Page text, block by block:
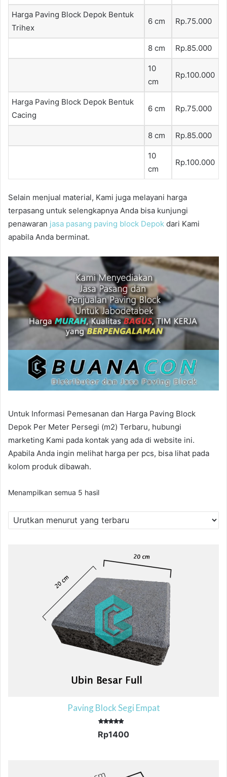
Harga Paving Block Depok Bentuk
Trihex
6 cm Rp.75.000
8 cm Rp.85.000
10
cm
Rp.100.000
Harga Paving Block Depok Bentuk
Cacing
6 cm Rp.75.000
8 cm Rp.85.000
10
cm
Rp.100.000
Selain menjual material, Kami juga melayani harga
terpasang untuk selengkapnya Anda bisa kunjungi
penawaran jasa pasang paving block Depok dari Kami
apabila Anda berminat.
Untuk Informasi Pemesanan dan Harga Paving Block
Depok Per Meter Persegi (m2) Terbaru, hubungi
marketing Kami pada kontak yang ada di website ini.
Apabila Anda ingin melihat harga per pcs, bisa lihat pada
kolom produk dibawah.
Menampilkan semua 5 hasilDiurutkan
menurut
yang
Paving Block Segi Empat
5.00
Rp1400